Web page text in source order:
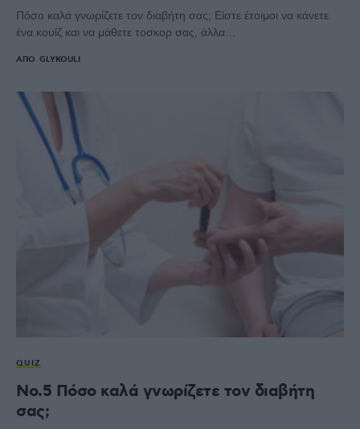
Πόσο καλά γνωρίζετε τον διαβήτη σας; Είστε έτοιμοι να κάνετε
ένα κουίζ και να μάθετε τοσκορ σας, άλλα…
ΑΠΌ GLYKOULI
QUIZ
No.5 Πόσο καλά γνωρίζετε τον διαβήτη
σας;